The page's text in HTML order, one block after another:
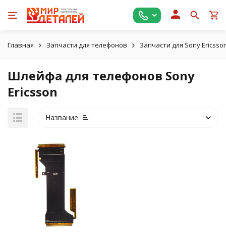
Главная Запчасти для телефонов Запчасти для Sony
Шлейфа для телефонов Sony
Ericsson
Название